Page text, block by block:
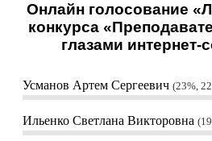
Онлайн голосование
конкурса
глазами интернет-
Усманов Артем Сергеевич 23%,
Ильенко Светлана Викторовна